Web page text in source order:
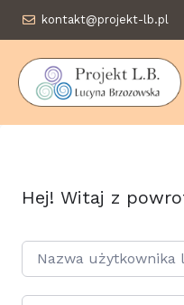
kontakt@projekt-lb.pl
Hej! Witaj z